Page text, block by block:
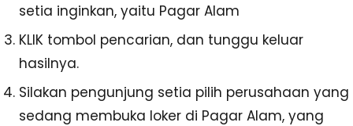
setia inginkan, yaitu Pagar Alam
KLIK tombol pencarian, dan tunggu keluar
hasilnya.
Silakan pengunjung setia pilih perusahaan yang
sedang membuka loker di Pagar Alam, yang